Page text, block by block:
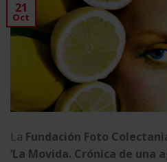
21
Oct
La Fundación Foto
‘La Movida. Crónica de una